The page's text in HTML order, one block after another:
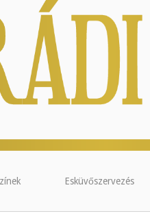
Esküvőszervezés